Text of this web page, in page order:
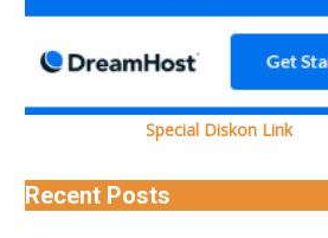
Special Diskon Link
Recent Posts